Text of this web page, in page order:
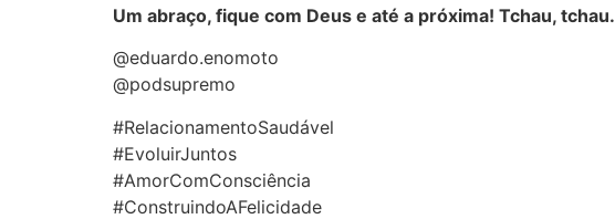
Um abraço, fique com Deus e até a próxima! Tchau, tchau.
@eduardo.enomoto
@podsupremo
#RelacionamentoSaudável
#EvoluirJuntos
#AmorComConsciência
#ConstruindoAFelicidade